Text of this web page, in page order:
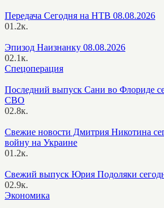
Передача Сегодня на НТВ 08.08.2026
01.2к.
Эпизод Наизнанку 08.08.2026
02.1к.
Спецоперация
Последний выпуск Сани во Флориде
СВО
02.8к.
Свежие новости Дмитрия Никотина
войну на Украине
01.2к.
Свежий выпуск Юрия Подоляки
02.9к.
Экономика